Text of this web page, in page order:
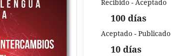
Recibido - Aceptado
100 días
Aceptado - Publicado
10 días